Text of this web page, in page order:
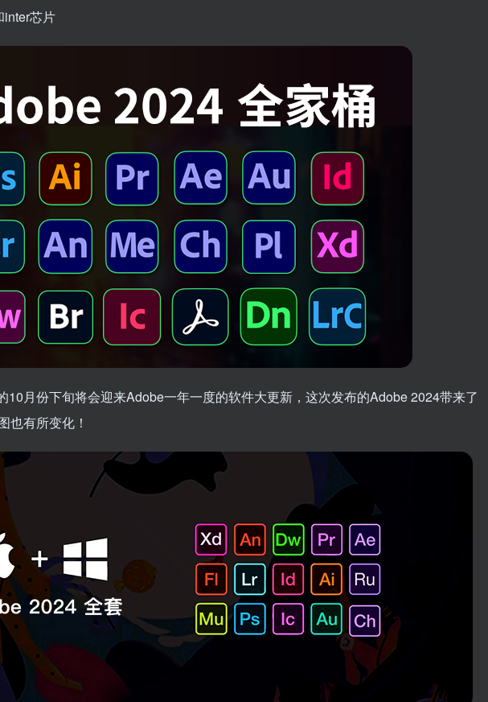
inter芯片
10月份下旬将会迎来Adobe一年一度的软件大更新，这次发布的Adobe 2024带来了
也有所变化！